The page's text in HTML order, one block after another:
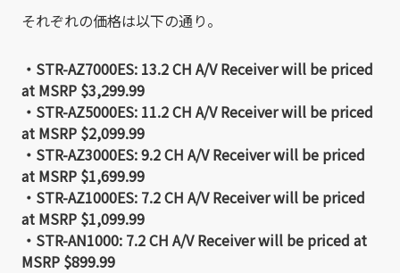
それぞれの価格は以下の通り。
・STR-AZ7000ES: 13.2 CH A/V Receiver will be priced
at MSRP $3,299.99
・STR-AZ5000ES: 11.2 CH A/V Receiver will be priced
at MSRP $2,099.99
・STR-AZ3000ES: 9.2 CH A/V Receiver will be priced
at MSRP $1,699.99
・STR-AZ1000ES: 7.2 CH A/V Receiver will be priced
at MSRP $1,099.99
・STR-AN1000: 7.2 CH A/V Receiver will be priced at
MSRP $899.99